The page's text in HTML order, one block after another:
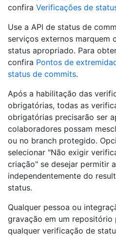
confira Verificações de
Use a API de status de
serviços externos marquem
status apropriado. Para
confira Pontos de
status de commits.
Após a habilitação das
obrigatórias, todas as
obrigatórias precisarão ser
colaboradores possam
ou no branch protegido.
selecionar "Não exigir
criação" se desejar permitir
independentemente do
status.
Qualquer pessoa ou
gravação em um
qualquer verificação de